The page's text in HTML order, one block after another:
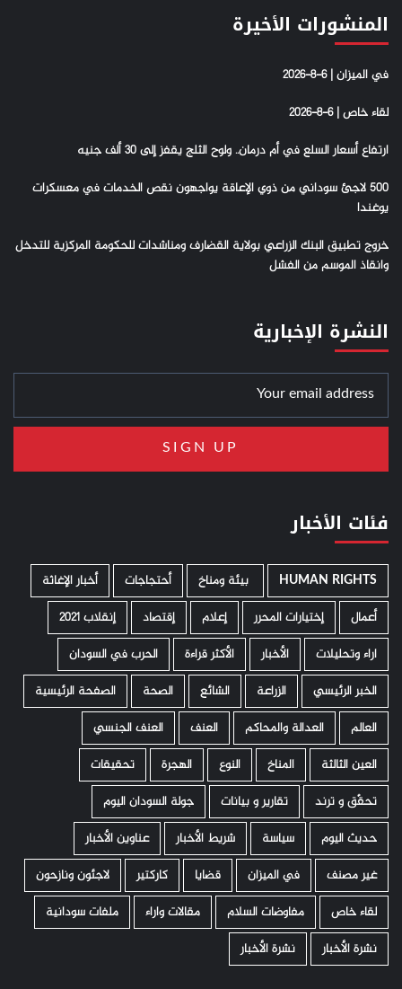
المنشورات الأخيرة
في الميزان | 6-8-2026
لقاء خاص | 6-8-2026
ارتفاع أسعار السلع في أم درمان.. ولوح الثلج يقفز إلى 30 ألف جنيه
500 لاجئ سوداني من ذوي الإعاقة يواجهون نقص الخدمات في معسكرات
يوغندا
خروج تطبيق البنك الزراعي بولاية القضارف ومناشدات للحكومة المركزية للتدخل
وانقاذ الموسم من الفشل
النشرة الإخبارية
فئات الأخبار
HUMAN RIGHTS ­ بيئة ومناخ أحتجاجات
أخبار الإغاثة
أعمال
إختيارات المحرر إعلام إقتصاد
إنقلاب 2021
اراء وتحليلات
الأخبار الأكثر قراءة
الحرب في السودان
الخبر الرئيسي
الزراعة الشائع الصحة
الصفحة الرئيسية
العالم
العدالة والمحاكم العنف
العنف الجنسي
العين الثالثة
المناخ النوع الهجرة
تحقيقات
تحقّق و ترند
تقارير و بيانات
جولة السودان اليوم
حديث اليوم
سياسة شريط الأخبار
عناوين الأخبار
غير مصنف
في الميزان قضايا كاركتير
لاجئون ونازحون
لقاء خاص
مفاوضات السلام مقالات واراء
ملفات سودانية
نشرة الأخبار
نشرة الأخبار